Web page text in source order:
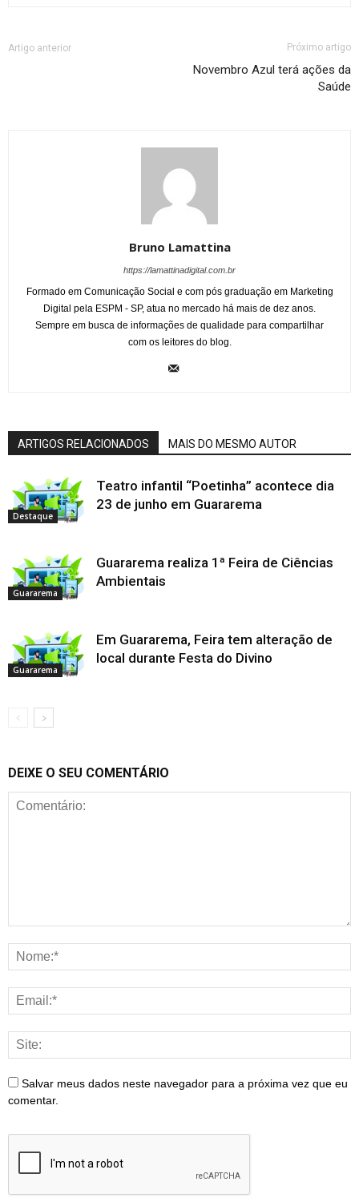
Artigo anterior Próximo artigo
Novembro Azul terá ações da
Saúde
Bruno Lamattina
https://lamattinadigital.com.br
Formado em Comunicação Social e com pós graduação em Marketing
Digital pela ESPM - SP, atua no mercado há mais de dez anos.
Sempre em busca de informações de qualidade para compartilhar
com os leitores do blog.
ARTIGOS RELACIONADOS MAIS DO MESMO AUTOR
Destaque
Teatro infantil “Poetinha” acontece dia
23 de junho em Guararema
Guararema
Guararema realiza 1ª Feira de Ciências
Ambientais
Guararema
Em Guararema, Feira tem alteração de
local durante Festa do Divino
DEIXE O SEU COMENTÁRIO
Salvar meus dados neste navegador para a próxima vez que eu
comentar.